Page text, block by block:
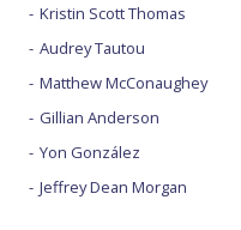
Kristin Scott Thomas
Audrey Tautou
Matthew McConaughey
Gillian Anderson
Yon González
Jeffrey Dean Morgan